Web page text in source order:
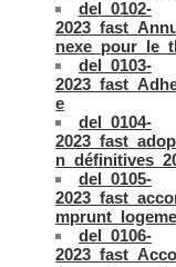
del_0102-
del_0103-
e
del_0104-
del_0105-
del_0106-